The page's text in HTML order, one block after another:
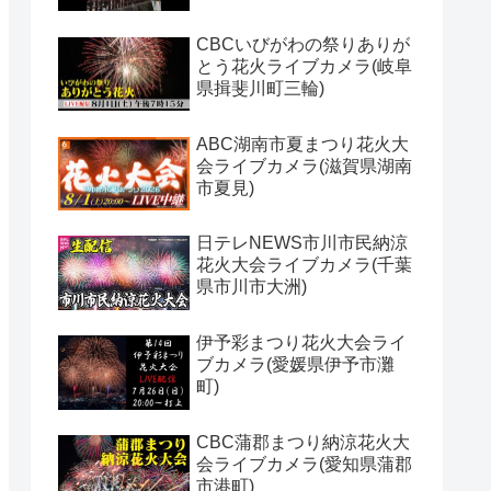
CBCいびがわの祭りありが
とう花火ライブカメラ(岐阜
県揖斐川町三輪)
ABC湖南市夏まつり花火大
会ライブカメラ(滋賀県湖南
市夏見)
日テレNEWS市川市民納涼
花火大会ライブカメラ(千葉
県市川市大洲)
伊予彩まつり花火大会ライ
ブカメラ(愛媛県伊予市灘
町)
CBC蒲郡まつり納涼花火大
会ライブカメラ(愛知県蒲郡
市港町)